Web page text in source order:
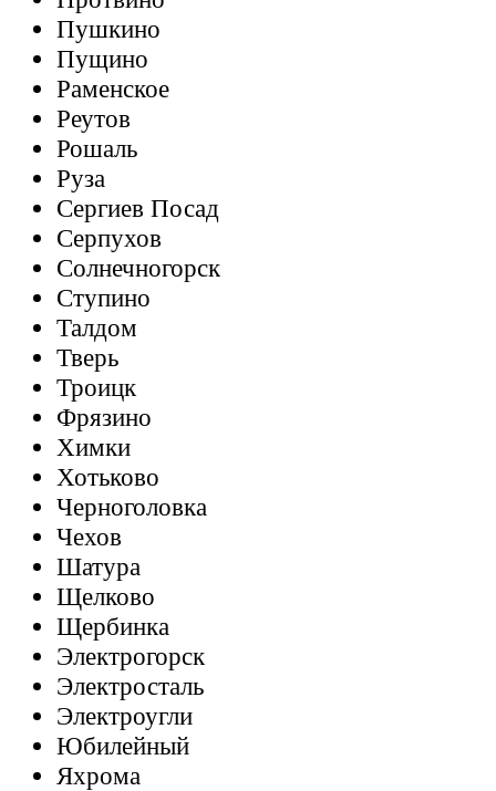
Пушкино
Пущино
Раменское
Реутов
Рошаль
Руза
Сергиев Посад
Серпухов
Солнечногорск
Ступино
Талдом
Тверь
Троицк
Фрязино
Химки
Хотьково
Черноголовка
Чехов
Шатура
Щелково
Щербинка
Электрогорск
Электросталь
Электроугли
Юбилейный
Яхрома